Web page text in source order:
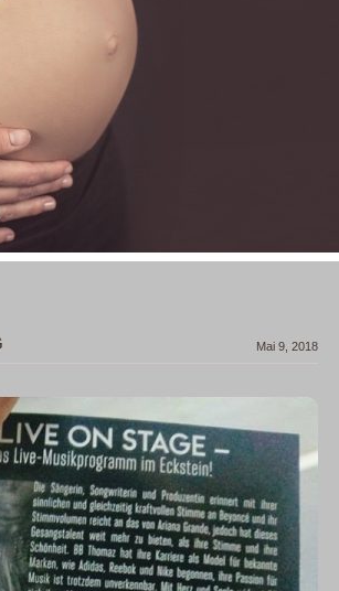
Mai 9, 2018